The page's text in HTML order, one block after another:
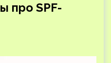
про SPF-